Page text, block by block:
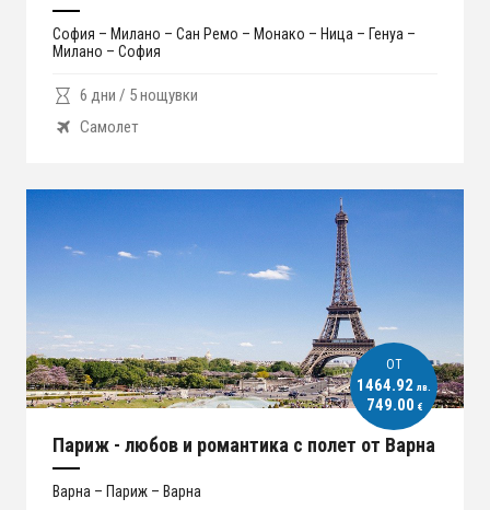
София – Милано – Сан Ремо – Монако – Ница – Генуа –
Милано – София
6 дни / 5 нощувки
Самолет
ОT
1464.92 лв.
749.00 €
Париж - любов и романтика с полет от Варна
Варна – Париж – Варна